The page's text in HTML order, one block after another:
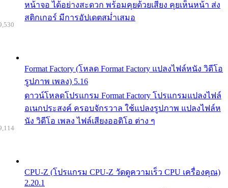
หน้าจอ ได้อย่างสะดวก พร้อมคุยด้วยเสียง คุยเห็นหน้า ส่ง
สติกเกอร์ มีการอัปเดตสม่ำเสมอ
Format Factory (โหลด Format Factory แปลงไฟล์หนัง วิดีโอ
รูปภาพ เพลง) 5.16
ดาวน์โหลดโปรแกรม Format Factory โปรแกรมแปลงไฟล์
อเนกประสงค์ ครอบจักรวาล ใช้แปลงรูปภาพ แปลงไฟล์ห
นัง วิดีโอ เพลง ไฟล์เสียงออดิโอ ต่าง ๆ
CPU-Z (โปรแกรม CPU-Z วัดดูความเร็ว CPU เครื่องคุณ)
2.20.1